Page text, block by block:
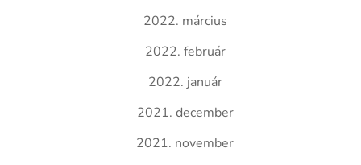
2022. március
2022. február
2022. január
2021. december
2021. november